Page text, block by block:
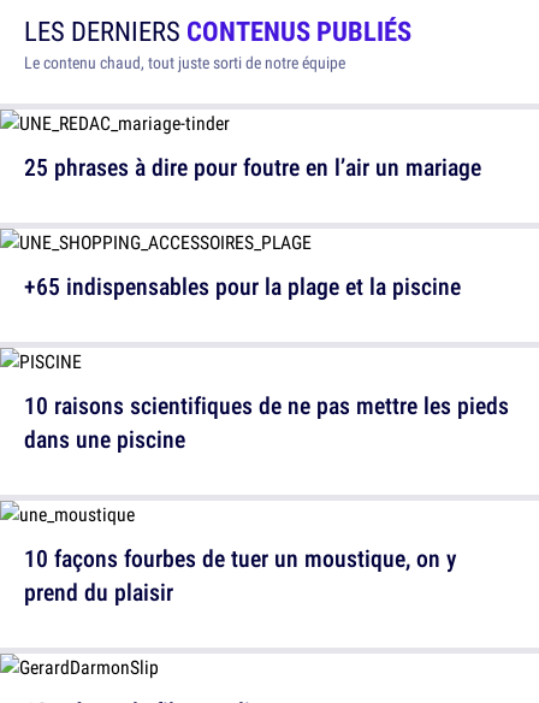
LES DERNIERS CONTENUS PUBLIÉS
Le contenu chaud, tout juste sorti de notre équipe
25 phrases à dire pour foutre en l’air un mariage
10 raisons scientifiques de ne pas mettre les pieds
dans une piscine
+65 indispensables pour la plage et la piscine
10 façons fourbes de tuer un moustique, on y
prend du plaisir